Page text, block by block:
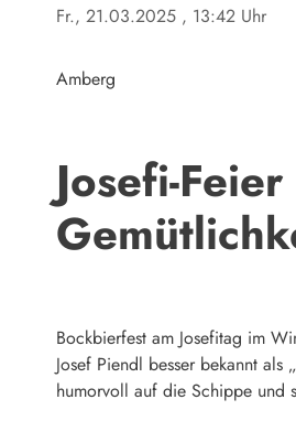
Fr., 21.03.2025 , 13:42 Uhr
Amberg
Josefi-
Bockbierfest am Josefitag im
Josef Piendl besser bekannt
humorvoll auf die Schippe und